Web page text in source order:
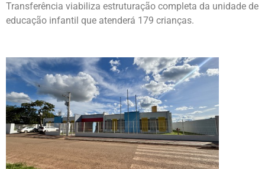
Transferência viabiliza estruturação completa da unidade de
educação infantil que atenderá 179 crianças.